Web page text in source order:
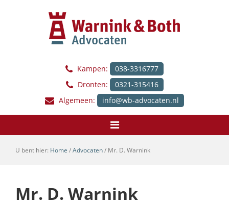
Kampen:
038-3316777
Dronten:
0321-315416
Algemeen:
info@wb-advocaten.nl
U bent hier: Home /Advocaten/ Mr. D. Warnink
Mr. D. Warnink